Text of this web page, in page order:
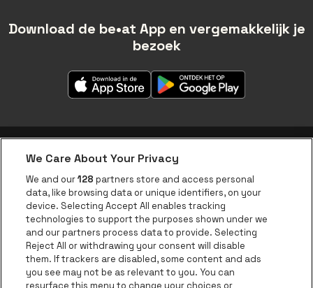
Download de be•at App en vergemakkelijk je
bezoek
be•at app
be•at Corporate
be•at Business
Groepen
Helpcenter
We Care About Your Privacy
We and our128 partners store and access personal
data, like browsing data or unique identifiers, on your
device. Selecting Accept All enables tracking
technologies to support the purposes shown under we
and our partners process data to provide. Selecting
Reject All or withdrawing your consent will disable
them. If trackers are disabled, some content and ads
you see may not be as relevant to you. You can
resurface this menu to change your choices or